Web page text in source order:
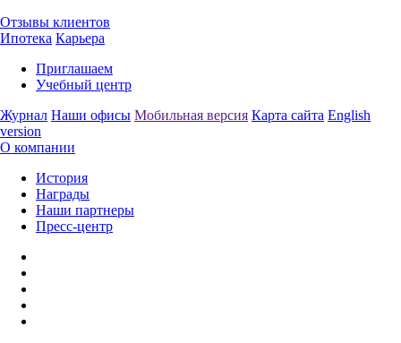
Отзывы клиентов
Ипотека Карьера
Приглашаем
Учебный центр
Журнал Наши офисы Мобильная версия Карта сайта English
version
О компании
История
Награды
Наши партнеры
Пресс-центр